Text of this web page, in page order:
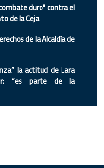
duro" contra el
de la Ceja
de la Alcaldía de
la actitud de Lara
“es parte de la